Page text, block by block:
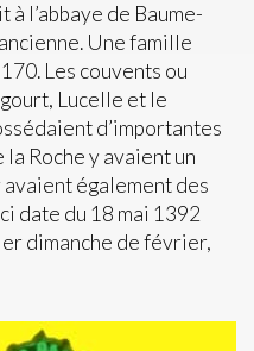
à l’abbaye de Baume-
Une famille
Les couvents ou
Lucelle et le
d’importantes
Roche y avaient un
également des
date du 18 mai 1392
dimanche de février,